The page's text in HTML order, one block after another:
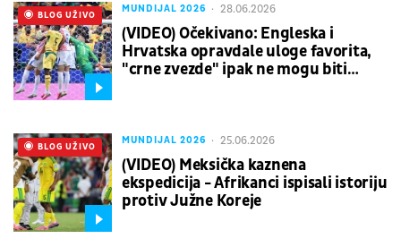
MUNDIJAL 2026 28.06.2026
(VIDEO) Očekivano: Engleska i
Hrvatska opravdale uloge favorita,
"crne zvezde" ipak ne mogu biti
UŽIVO
BLOG UŽIVO
MUNDIJAL 2026 25.06.2026
(VIDEO) Meksička kaznena
ekspedicija - Afrikanci ispisali istoriju
protiv Južne Koreje
UŽIVO
BLOG UŽIVO